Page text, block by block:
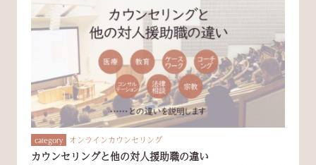
category オンラインカウンセリング
カウンセリングと他の対人援助職の違い